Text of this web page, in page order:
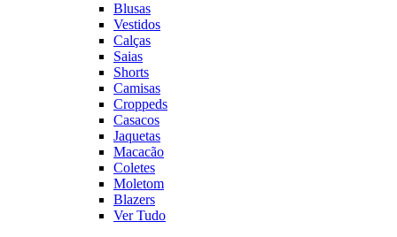
Blusas
Vestidos
Calças
Saias
Shorts
Camisas
Croppeds
Casacos
Jaquetas
Macacão
Coletes
Moletom
Blazers
Ver Tudo